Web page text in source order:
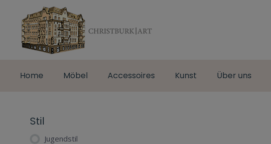
Home Möbel Accessoires Kunst Über uns
Stil
Jugendstil